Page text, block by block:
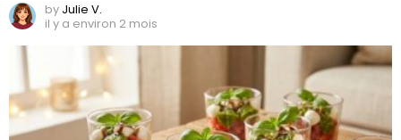
by Julie V.
il y a environ 2 mois